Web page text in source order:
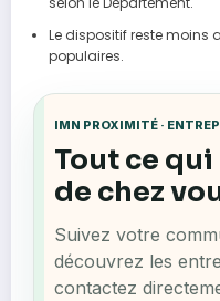
Le dispositif reste
populaires.
IMN PROXIMITÉ ·
Tout ce
de chez
Suivez votre
découvrez les
contactez